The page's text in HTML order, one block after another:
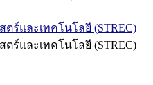
ร์และเทคโนโลยี (STREC)
ร์และเทคโนโลยี (STREC)